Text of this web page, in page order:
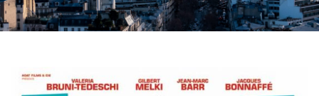
Horror
Kostuumdrama